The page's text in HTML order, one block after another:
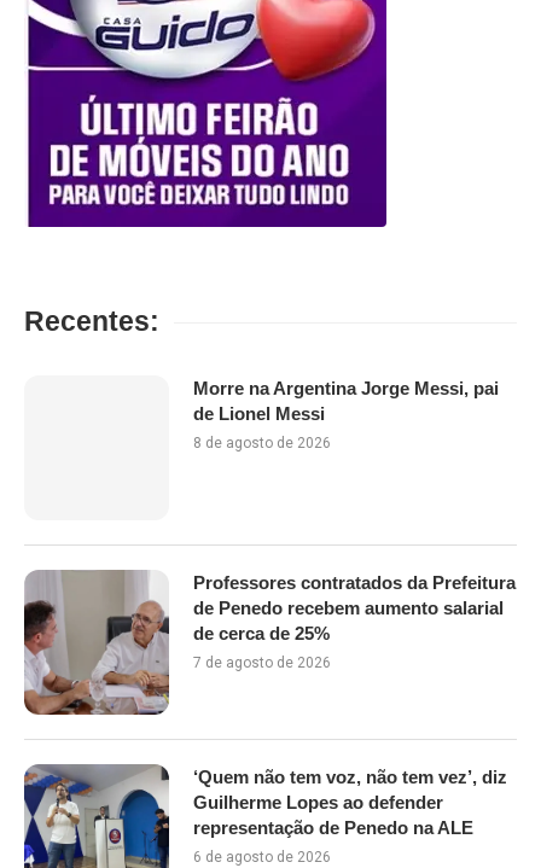
Recentes:
Morre na Argentina Jorge Messi, pai
de Lionel Messi
8 de agosto de 2026
Professores contratados da Prefeitura
de Penedo recebem aumento salarial
de cerca de 25%
7 de agosto de 2026
‘Quem não tem voz, não tem vez’, diz
Guilherme Lopes ao defender
representação de Penedo na ALE
6 de agosto de 2026